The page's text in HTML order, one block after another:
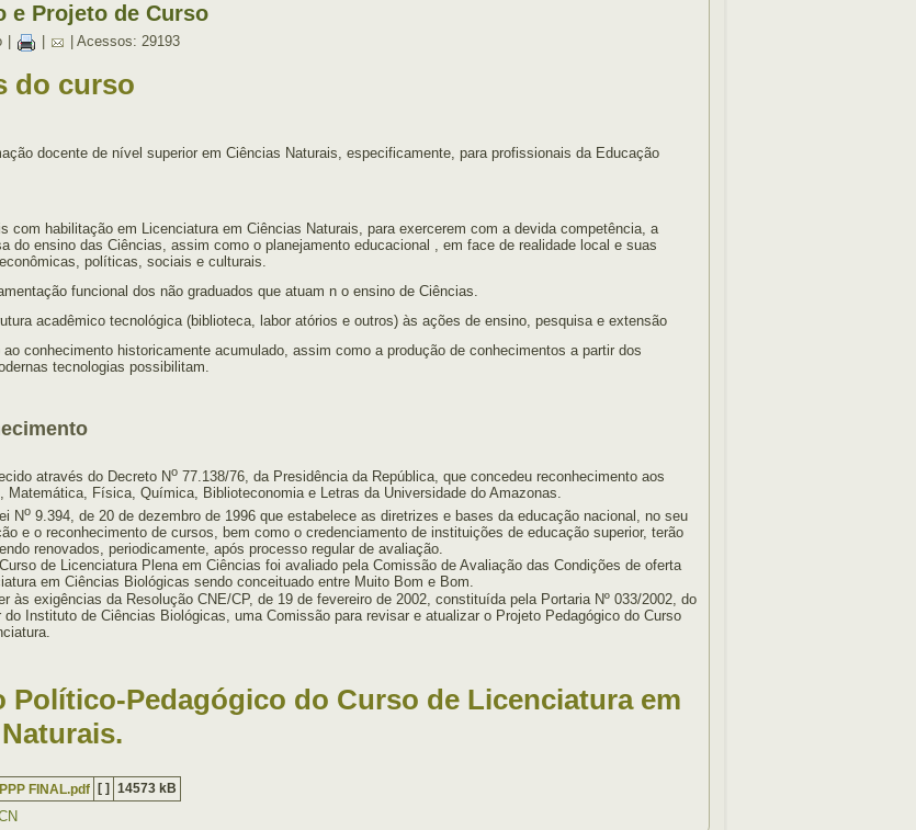
e Projeto de Curso
| Acessos: 29193
do curso
docente de nível superior em Ciências Naturais, especificamente, para profissionais da Educação
com habilitação em Licenciatura em Ciências Naturais, para exercerem com a devida competência, a
do ensino das Ciências, assim como o planejamento educacional , em face de realidade local e suas
políticas, sociais e culturais.
funcional dos não graduados que atuam n o ensino de Ciências.
acadêmico tecnológica (biblioteca, labor atórios e outros) às ações de ensino, pesquisa e extensão
conhecimento historicamente acumulado, assim como a produção de conhecimentos a partir dos
tecnologias possibilitam.
através do Decreto No 77.138/76, da Presidência da República, que concedeu reconhecimento aos
Matemática, Física, Química, Biblioteconomia e Letras da Universidade do Amazonas.
No 9.394, de 20 de dezembro de 1996 que estabelece as diretrizes e bases da educação nacional, no seu
e o reconhecimento de cursos, bem como o credenciamento de instituições de educação superior, terão
renovados, periodicamente, após processo regular de avaliação.
de Licenciatura Plena em Ciências foi avaliado pela Comissão de Avaliação das Condições de oferta
em Ciências Biológicas sendo conceituado entre Muito Bom e Bom.
às exigências da Resolução CNE/CP, de 19 de fevereiro de 2002, constituída pela Portaria Nº 033/2002, do
do Instituto de Ciências Biológicas, uma Comissão para revisar e atualizar o Projeto Pedagógico do Curso
Político-Pedagógico do Curso de Licenciatura em
FINAL.pdf [ ] 14573 kB